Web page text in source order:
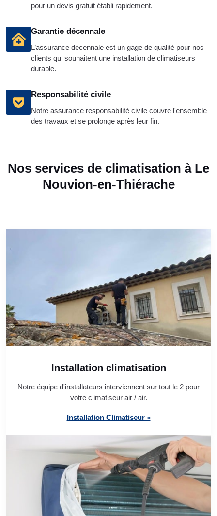
pour un devis gratuit établi rapidement.
Garantie décennale
L’assurance décennale est un gage de qualité pour nos
clients qui souhaitent une installation de climatiseurs
durable.
Responsabilité civile
Notre assurance responsabilité civile couvre l'ensemble
des travaux et se prolonge après leur fin.
Nos services de climatisation à Le
Nouvion-en-Thiérache
Installation climatisation
Notre équipe d'installateurs interviennent sur tout le 2 pour
votre climatiseur air / air.
Installation Climatiseur »